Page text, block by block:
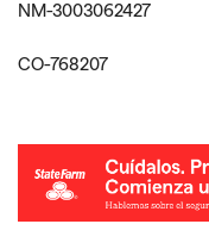
NM-3003062427
CO-768207